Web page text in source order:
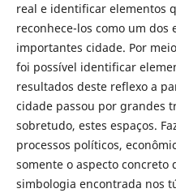
real e identificar elementos
reconhece-los como um dos
importantes cidade. Por
foi possível identificar
resultados deste reflexo a
cidade passou por grandes
sobretudo, estes espaços.
processos políticos,
somente o aspecto concreto
simbologia encontrada nos